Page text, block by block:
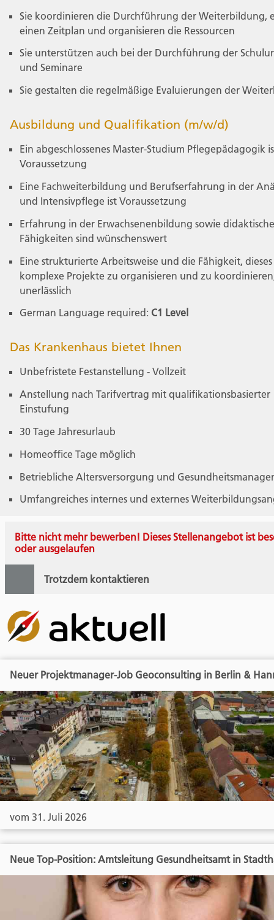
Sie koordinieren die Durchführung der Weiterbildung,
einen Zeitplan und organisieren die Ressourcen
Sie unterstützen auch bei der Durchführung der
und Seminare
Sie gestalten die regelmäßige Evaluierungen der
Ausbildung und Qualifikation (m/w/d)
Ein abgeschlossenes Master-Studium Pflegepädagogik
Voraussetzung
Eine Fachweiterbildung und Berufserfahrung in der
und Intensivpflege ist Voraussetzung
Erfahrung in der Erwachsenenbildung sowie didaktische
Fähigkeiten sind wünschenswert
Eine strukturierte Arbeitsweise und die Fähigkeit, dieses
komplexe Projekte zu organisieren und zu
unerlässlich
German Language required: C1 Level
Das Krankenhaus bietet Ihnen
Unbefristete Festanstellung - Vollzeit
Anstellung nach Tarifvertrag mit qualifikationsbasierter
Einstufung
30 Tage Jahresurlaub
Homeoffice Tage möglich
Betriebliche Altersversorgung und
Umfangreiches internes und externes
Bitte nicht mehr bewerben! Dieses Stellenangebot ist
oder ausgelaufen
Trotzdem kontaktieren
Neuer Projektmanager-Job Geoconsulting in Berlin &
vom 31. Juli 2026
Neue Top-Position: Amtsleitung Gesundheitsamt in